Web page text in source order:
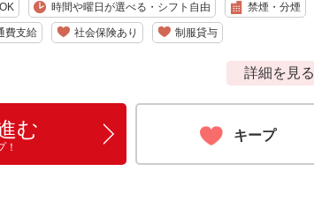
時間や曜日が選べる・シフト自由 禁煙・分煙
費支給 社会保険あり 制服貸与
詳細を見る
む
！
キープ